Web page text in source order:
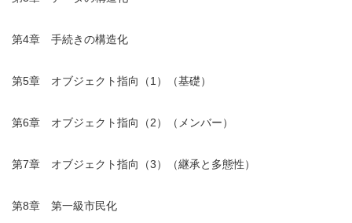
第4章 手続きの構造化
第5章 オブジェクト指向（1）（基礎）
第6章 オブジェクト指向（2）（メンバー）
第7章 オブジェクト指向（3）（継承と多態性）
第8章 第一級市民化